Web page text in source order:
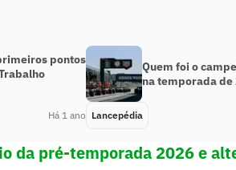
pontos
Há 1 ano
Quem foi o
na temporada de
Lancepédia
da pré-temporada 2026 e